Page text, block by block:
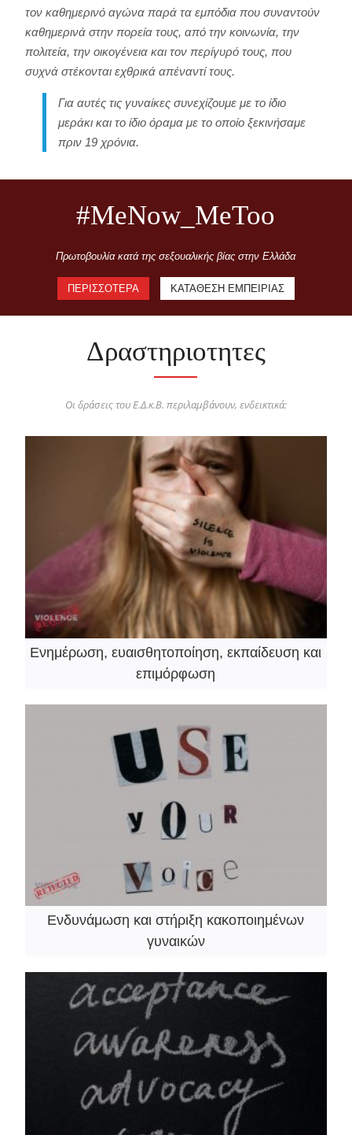
τον καθημερινό αγώνα παρά τα εμπόδια που συναντούν
καθημερινά στην πορεία τους, από την κοινωνία, την
πολιτεία, την οικογένεια και τον περίγυρό τους, που
συχνά στέκονται εχθρικά απέναντί τους.
Για αυτές τις γυναίκες συνεχίζουμε με το ίδιο
μεράκι και το ίδιο όραμα με το οποίο ξεκινήσαμε
πριν 19 χρόνια.
#MeNow_MeToo
Πρωτοβουλία κατά της σεξουαλικής βίας στην Ελλάδα
ΠΕΡΙΣΣΌTΕΡΑ ΚΑΤΆΘΕΣΗ ΕΜΠΕΙΡΊΑΣ
Δραστηριοτητες
Οι δράσεις του Ε.Δ.κ.Β. περιλαμβάνουν, ενδεικτικά:
Ενημέρωση, ευαισθητοποίηση, εκπαίδευση και
επιμόρφωση
Ενδυνάμωση και στήριξη κακοποιημένων
γυναικών